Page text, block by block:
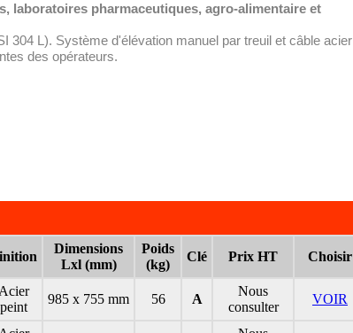
laboratoires pharmaceutiques, agro-alimentaire et
304 L). Système d'élévation manuel par treuil et câble acier
des opérateurs.
Dimensions
Lxl (mm)
Poids
(kg)
Clé Prix HT Choisir
Acier
peint
985 x 755 mm 56 A
Nous
consulter
VOIR